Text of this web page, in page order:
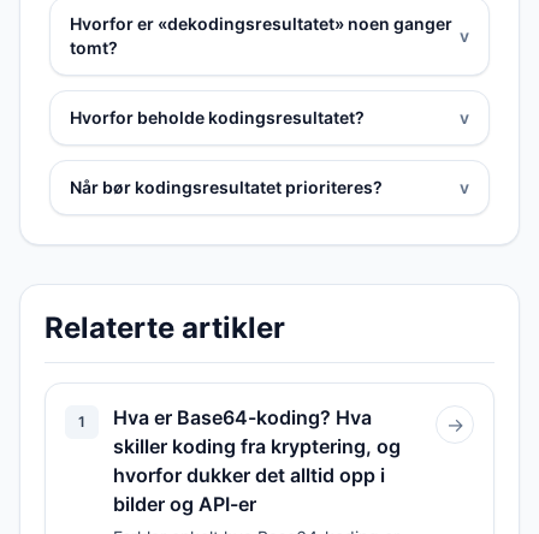
Hvorfor er «dekodingsresultatet» noen ganger
tomt?
v
Hvorfor beholde kodingsresultatet? v
Når bør kodingsresultatet prioriteres? v
Relaterte artikler
1
Hva er Base64-koding? Hva
skiller koding fra kryptering, og
hvorfor dukker det alltid opp i
bilder og API-er
→